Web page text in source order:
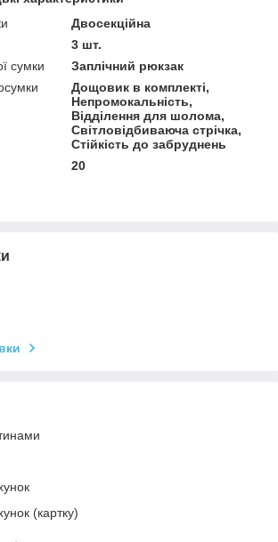
Двосекційна
3 шт.
сумки
Заплічний рюкзак
Дощовик в комплекті,
Непромокальність,
Відділення для шолома,
Світловідбиваюча стрічка,
Стійкість до забруднень
20
(картку)